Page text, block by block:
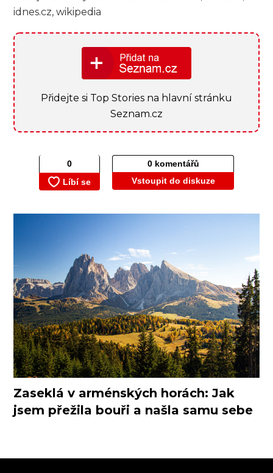
idnes.cz, wikipedia
Přidejte si Top Stories na hlavní stránku
Seznam.cz
0 komentářů
Vstoupit do diskuze
Zaseklá v arménských horách: Jak
jsem přežila bouři a našla samu sebe